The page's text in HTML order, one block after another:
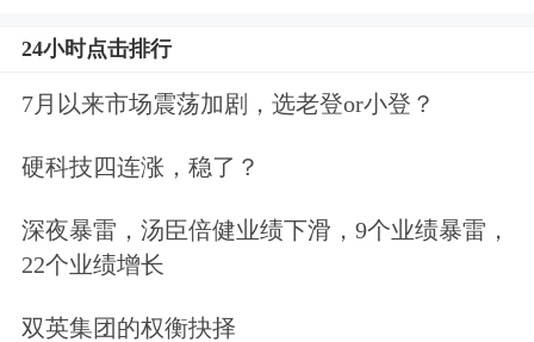
了“运动式”的治理模式，对互联网平台
建议成立数字经济发展与监管委员会
2020年中央经济工作会议强调要“强化
反垄断和防止资本无序扩张”。如何落
实这一国家战略，促进互联网产业和数
24小时点击排行
7月以来市场震荡加剧，选老登or小登？
硬科技四连涨，稳了？
深夜暴雷，汤臣倍健业绩下滑，9个业绩暴雷，
22个业绩增长
双英集团的权衡抉择